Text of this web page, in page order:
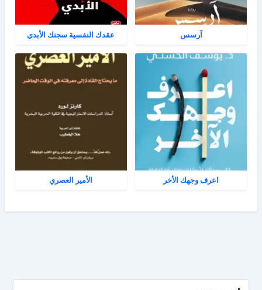
آرسس عقدك النفسية سجنك الأبدي
اعرف وجهك الأخر الأمير العصري